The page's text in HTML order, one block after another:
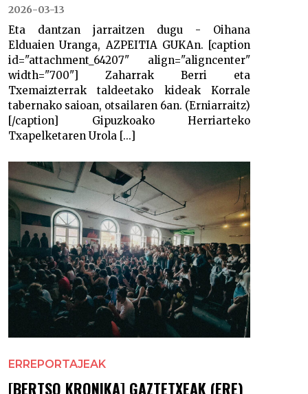
2026-03-13
Eta dantzan jarraitzen dugu - Oihana
Elduaien Uranga, AZPEITIA GUKAn. [caption
id="attachment_64207" align="aligncenter"
width="700"] Zaharrak Berri eta
Txemaizterrak taldeetako kideak Korrale
tabernako saioan, otsailaren 6an. (Erniarraitz)
[/caption] Gipuzkoako Herriarteko
Txapelketaren Urola [...]
ERREPORTAJEAK
[BERTSO KRONIKA] GAZTETXEAK (ERE)